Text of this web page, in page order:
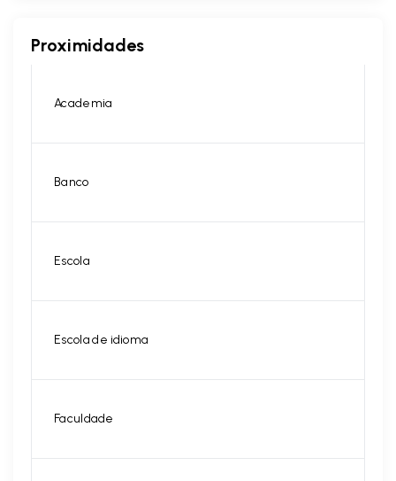
Proximidades
Academia
Banco
Escola
Escola de idioma
Faculdade